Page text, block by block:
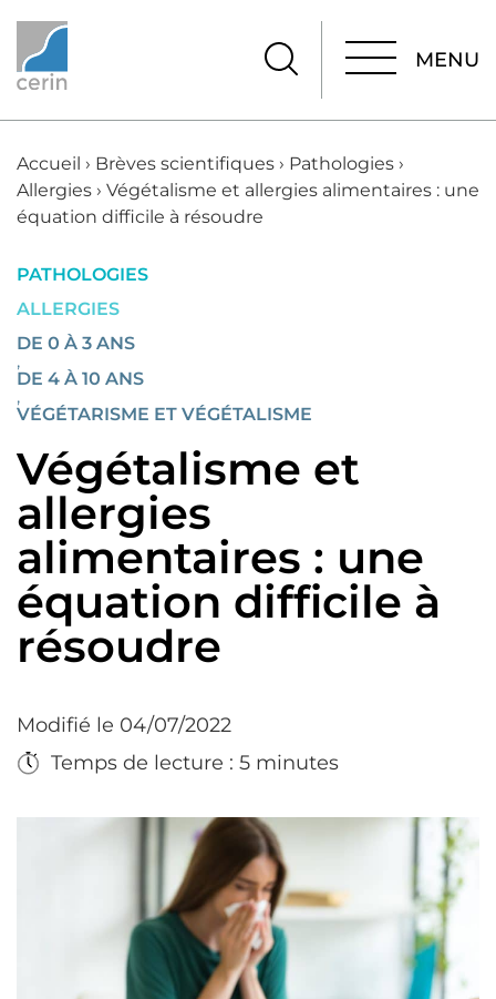
MENU
Accueil › Brèves scientifiques › Pathologies ›
Allergies › Végétalisme et allergies alimentaires : une
équation difficile à résoudre
PATHOLOGIES
ALLERGIES
DE 0 À 3 ANS
,
DE 4 À 10 ANS
,
VÉGÉTARISME ET VÉGÉTALISME
Végétalisme et
allergies
alimentaires : une
équation difficile à
résoudre
Modifié le 04/07/2022
Temps de lecture : 5 minutes